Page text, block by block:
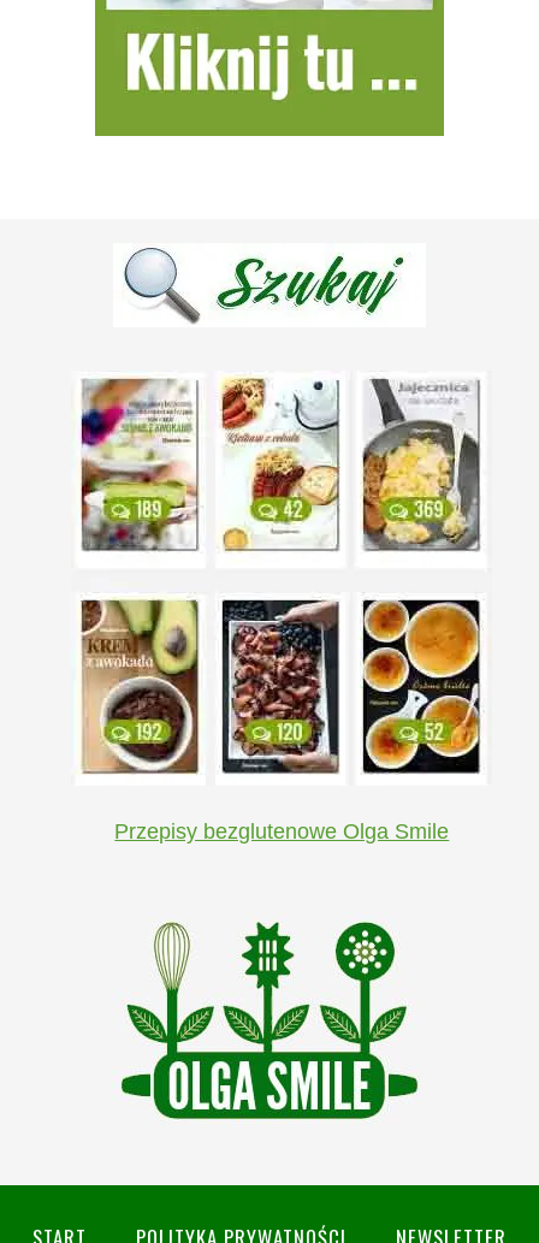
Przepisy bezglutenowe Olga Smile